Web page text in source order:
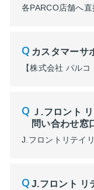
カスタマーサ
Ｊ.フロント
問い合わせ窓
J.フロント リ